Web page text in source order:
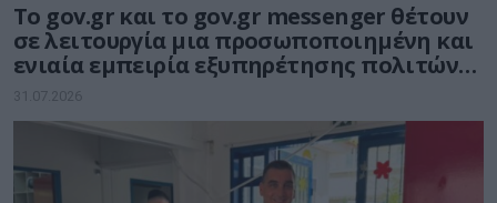
Το gov.gr και το gov.gr messenger θέτουν
σε λειτουργία μια προσωποποιημένη και
ενιαία εμπειρία εξυπηρέτησης πολιτών
και επιχειρήσεων
31.07.2026